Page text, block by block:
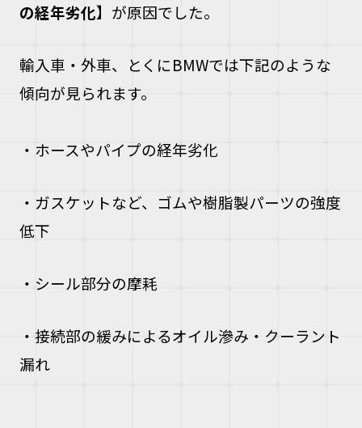
の経年劣化】が原因でした。
輸入車・外車、とくにBMWでは下記のような
傾向が見られます。
・ホースやパイプの経年劣化
・ガスケットなど、ゴムや樹脂製パーツの強度
低下
・シール部分の摩耗
・接続部の緩みによるオイル滲み・クーラント
漏れ